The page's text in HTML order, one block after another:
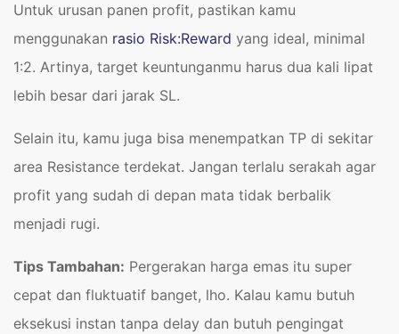
Untuk urusan panen profit, pastikan kamu
menggunakan rasio Risk:Reward yang ideal, minimal
1:2. Artinya, target keuntunganmu harus dua kali lipat
lebih besar dari jarak SL.
Selain itu, kamu juga bisa menempatkan TP di sekitar
area Resistance terdekat. Jangan terlalu serakah agar
profit yang sudah di depan mata tidak berbalik
menjadi rugi.
Tips Tambahan: Pergerakan harga emas itu super
cepat dan fluktuatif banget, lho. Kalau kamu butuh
eksekusi instan tanpa delay dan butuh pengingat